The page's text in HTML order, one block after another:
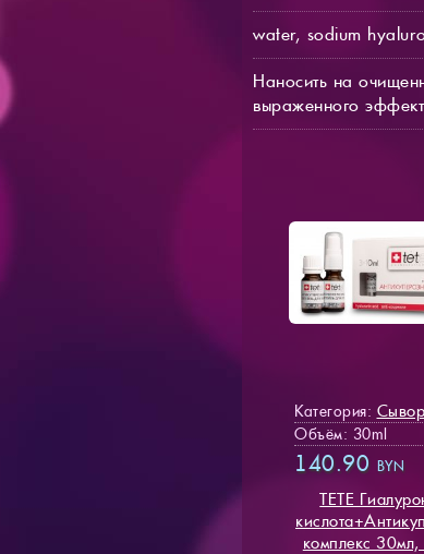
water, sodium
Наносить на
выраженного
Категория:
Объём: 30ml
140.90 BYN
TETE
комплекс